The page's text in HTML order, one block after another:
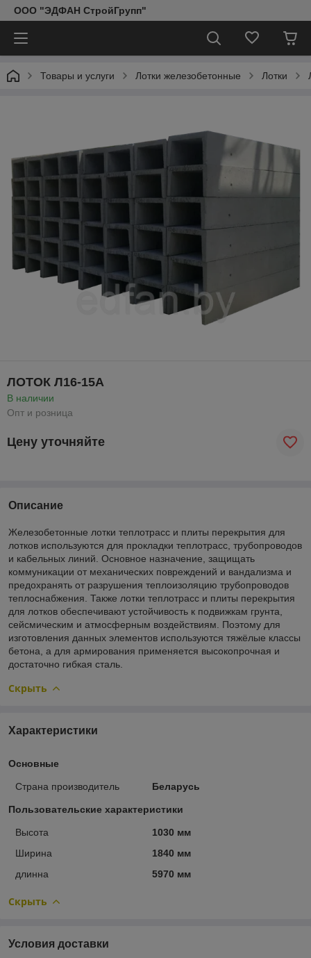
ООО "ЭДФАН СтройГрупп"
Товары и услуги Лотки железобетонные Лотки
ЛОТОК Л16-15А
В наличии
Опт и розница
Цену уточняйте
Описание
Железобетонные лотки теплотрасс и плиты перекрытия для
лотков используются для прокладки теплотрасс, трубопроводов
и кабельных линий. Основное назначение, защищать
коммуникации от механических повреждений и вандализма и
предохранять от разрушения теплоизоляцию трубопроводов
теплоснабжения. Также лотки теплотрасс и плиты перекрытия
для лотков обеспечивают устойчивость к подвижкам грунта,
сейсмическим и атмосферным воздействиям. Поэтому для
изготовления данных элементов используются тяжёлые классы
бетона, а для армирования применяется высокопрочная и
достаточно гибкая сталь.
Скрыть
Характеристики
Основные
Страна производитель Беларусь
Пользовательские характеристики
Высота
1030 мм
Ширина
1840 мм
длинна
5970 мм
Скрыть
Условия доставки